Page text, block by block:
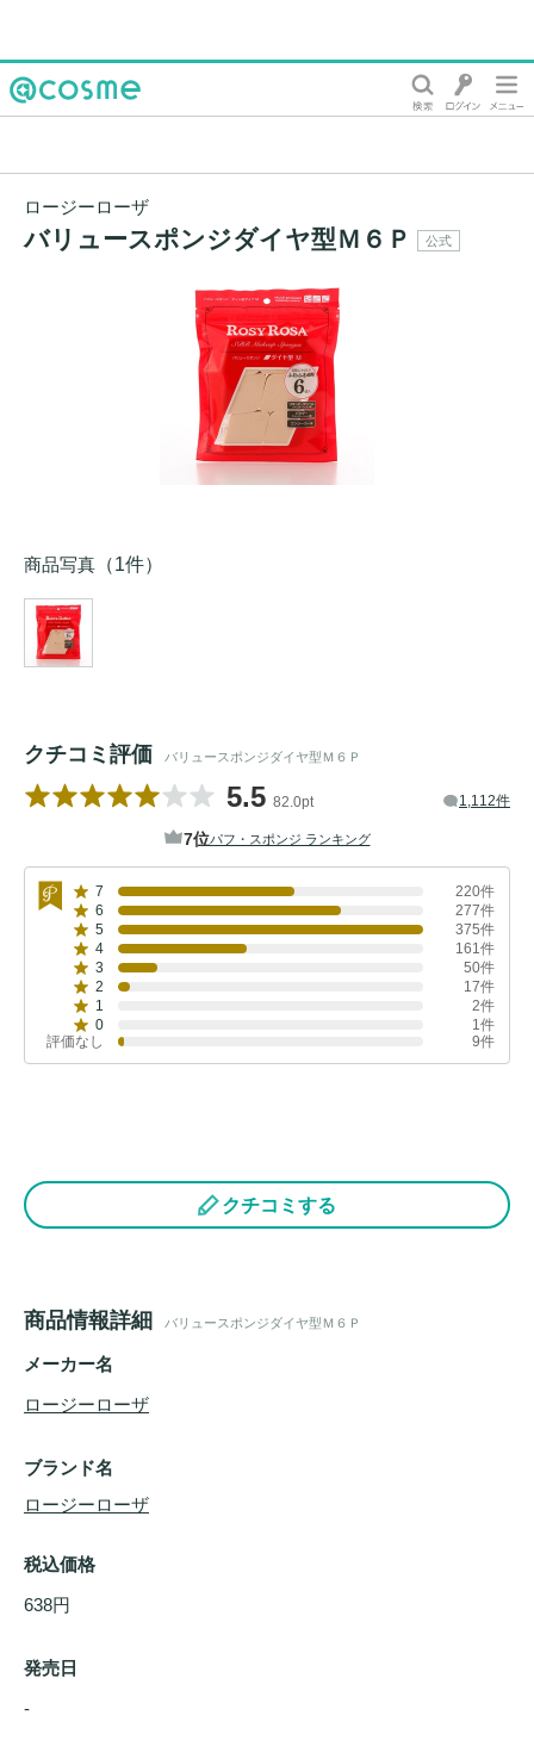
ロージーローザ
バリュースポンジダイヤ型Ｍ６Ｐ 公式
商品写真 （1件）
クチコミ評価 バリュースポンジダイヤ型Ｍ６Ｐ
5.5 82.0pt 1,112件
7位パフ・スポンジ ランキング
7
220件
6
277件
5
375件
4
161件
3
50件
2
17件
1
2件
0
1件
評価なし
9件
クチコミする
商品情報詳細 バリュースポンジダイヤ型Ｍ６Ｐ
メーカー名
ロージーローザ
ブランド名
ロージーローザ
税込価格
638円
発売日
-